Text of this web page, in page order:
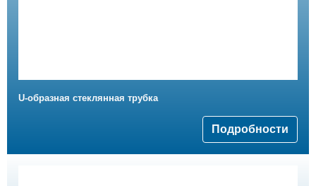
U-образная стеклянная трубка
Подробности